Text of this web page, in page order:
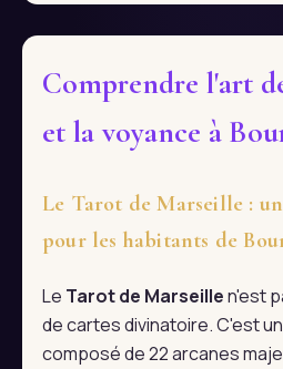
Comprendre l'art
et la voyance à
Le Tarot de Marseille :
pour les habitants de
Le Tarot de Marseillen'est
de cartes divinatoire. C'est
composé de 22 arcanes